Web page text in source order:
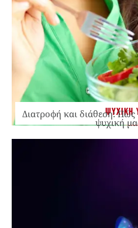
ΨΥΧΙΚΗ
Διατροφή και διάθεση: Πώς
ψυχική